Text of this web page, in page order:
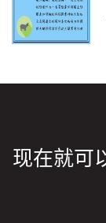
现在就可